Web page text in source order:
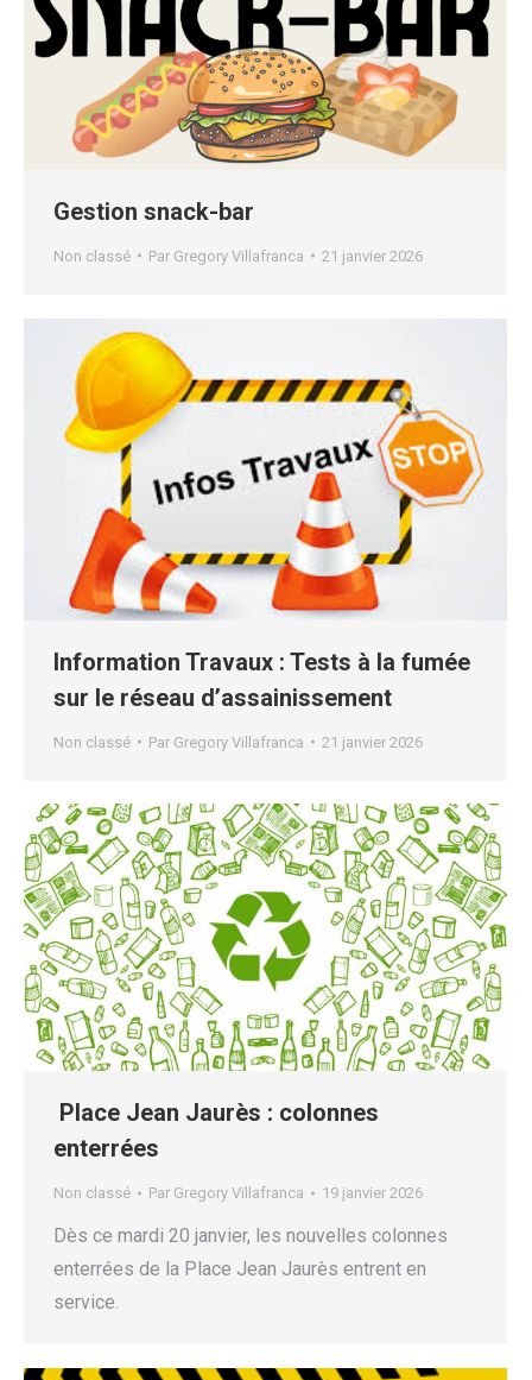
Gestion snack-bar
Non classé Par Gregory Villafranca 21 janvier 2026
Information Travaux : Tests à la fumée
sur le réseau d’assainissement
Non classé Par Gregory Villafranca 21 janvier 2026
Place Jean Jaurès : colonnes
enterrées
Non classé Par Gregory Villafranca 19 janvier 2026
Dès ce mardi 20 janvier, les nouvelles colonnes
enterrées de la Place Jean Jaurès entrent en
service.